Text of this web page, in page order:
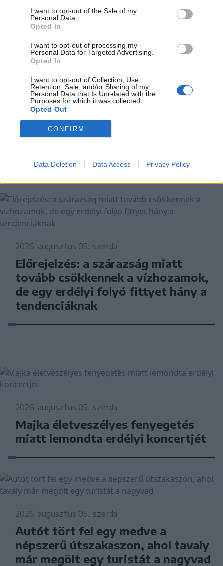
I want to opt-out of the Sale of my
Personal Data.
Opted In
I want to opt-out of processing my
Personal Data for Targeted Advertising.
Opted In
I want to opt-out of Collection, Use,
Retention, Sale, and/or Sharing of my
Personal Data that Is Unrelated with the
Purposes for which it was collected.
Opted Out
CONFIRM
Data Deletion Data Access Privacy Policy
ügyvédje a romániai
telefonszámról érkezett
2026. augusztus 05., szerda
Petícióban kérik a medveállomány
ritkításáról szóló törvény
kihirdetését a háromszéki elöljárók
2026. augusztus 05., szerda
Előrejelzés: a szárazság miatt
tovább csökkennek a vízhozamok,
de egy erdélyi folyó fittyet hány a
tendenciáknak
2026. augusztus 05., szerda
Majka életveszélyes fenyegetés
miatt lemondta erdélyi koncertjét
2026. augusztus 05., szerda
Autót tört fel egy medve a
népszerű útszakaszon, ahol tavaly
már megölt egy turistát a nagyvad